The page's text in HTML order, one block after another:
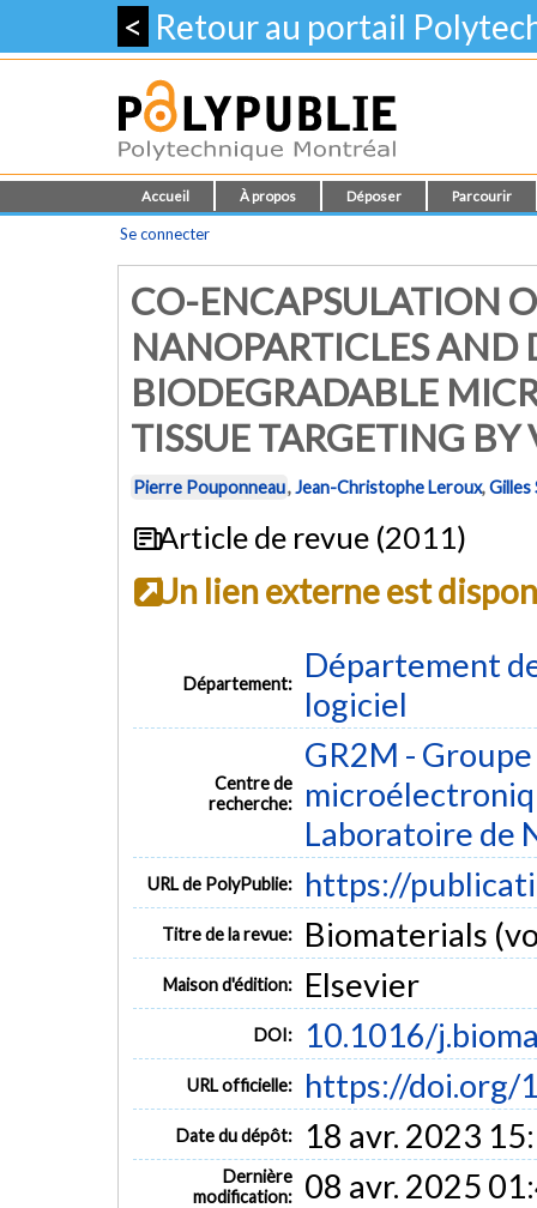
< Retour au portail
Accueil À propos Déposer Parcourir
Se connecter
CO-ENCAPSULATION
NANOPARTICLES
BIODEGRADABLE
TISSUE TARGETING
Pierre Pouponneau,Jean-Christophe Leroux,Gilles
Article de revue (2011)
Un lien externe est
Département:
Département
logiciel
Centre de
recherche:
GR2M -
Laboratoire de
URL de PolyPublie: https://
Titre de la revue: Biomaterials
Maison d'édition: Elsevier
DOI: 10.1016/
URL officielle: https://doi.org/
Date du dépôt: 18 avr. 2023
Dernière
modification:
08 avr. 2025